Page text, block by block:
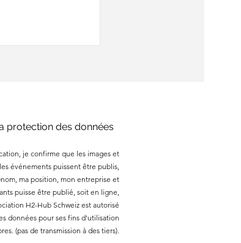
protection des données
je confirme que les images et
événements puissent être publis,
ma position, mon entreprise et
puisse être publié, soit en ligne,
H2-Hub Schweiz est autorisé
données pour ses fins d'utilisation
​(pas de transmission à des tiers).